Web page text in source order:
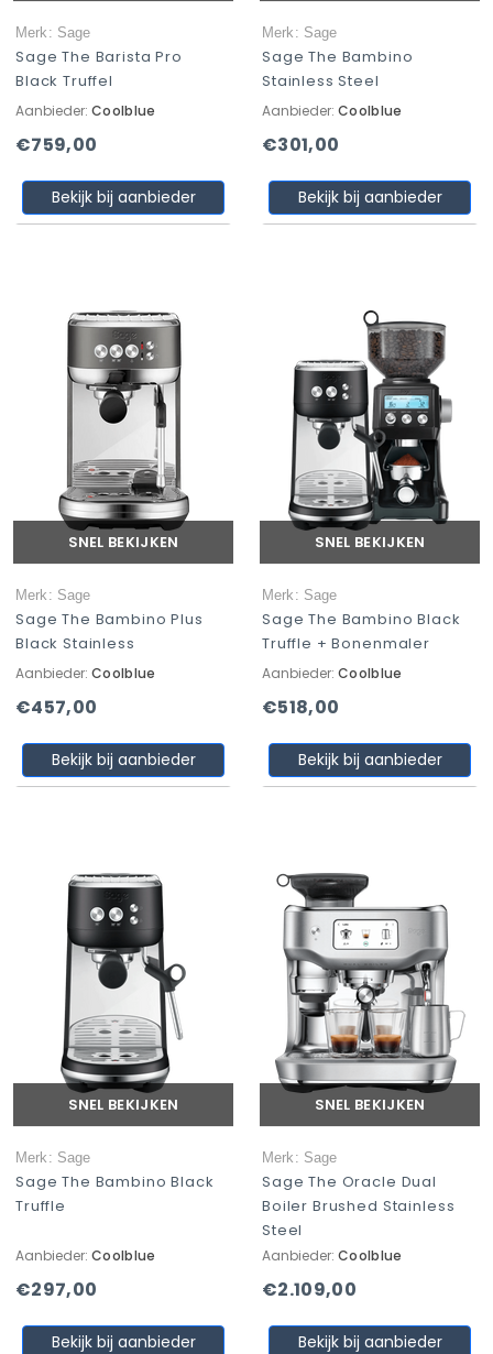
Merk: Sage
Sage The Barista Pro
Black Truffel
Aanbieder: Coolblue
€759,00
Bekijk bij aanbieder
Merk: Sage
Sage The Bambino
Stainless Steel
Aanbieder: Coolblue
€301,00
Bekijk bij aanbieder
SNEL BEKIJKEN
Merk: Sage
Sage The Bambino Plus
Black Stainless
Aanbieder: Coolblue
€457,00
Bekijk bij aanbieder
SNEL BEKIJKEN
Merk: Sage
Sage The Bambino Black
Truffle + Bonenmaler
Aanbieder: Coolblue
€518,00
Bekijk bij aanbieder
SNEL BEKIJKEN
Merk: Sage
Sage The Bambino Black
Truffle
Aanbieder: Coolblue
€297,00
Bekijk bij aanbieder
SNEL BEKIJKEN
Merk: Sage
Sage The Oracle Dual
Boiler Brushed Stainless
Steel
Aanbieder: Coolblue
€2.109,00
Bekijk bij aanbieder